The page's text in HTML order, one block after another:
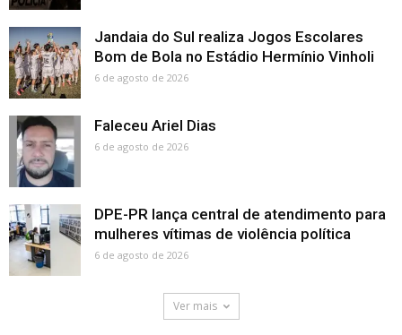
Jandaia do Sul realiza Jogos Escolares
Bom de Bola no Estádio Hermínio Vinholi
6 de agosto de 2026
Faleceu Ariel Dias
6 de agosto de 2026
DPE-PR lança central de atendimento para
mulheres vítimas de violência política
6 de agosto de 2026
Ver mais